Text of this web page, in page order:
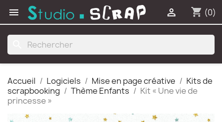
 shopping_cart (0)

Accueil Logiciels Mise en page créative
Kits de
scrapbooking
Thème Enfants
Kit « Une vie de
princesse »